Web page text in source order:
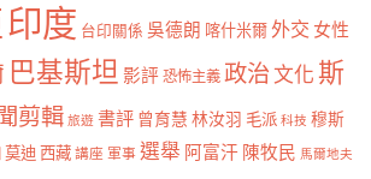
印度 台印關係 吳德朗 喀什米爾外交 女性
巴基斯坦 影評 恐怖主義 政治文化斯
剪輯 旅遊 書評 曾育慧 林汝羽 毛派 科技 穆斯
莫迪 西藏 講座 軍事 選舉 阿富汗 陳牧民 馬爾地夫